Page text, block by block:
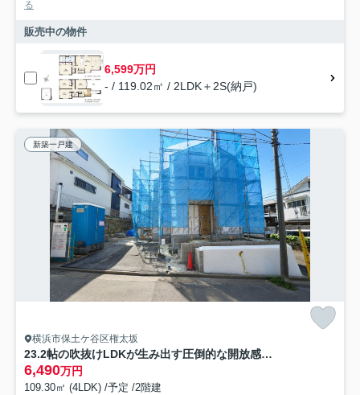
る
販売中の物件
6,599万円
- / 119.02㎡ / 2LDK＋2S(納戸)
新築一戸建
横浜市保土ケ谷区権太坂
23.2帖の吹抜けLDKが生み出す圧倒的な開放感｜約51坪角地の新築住宅★仲介手数料無料★
6,490万円
109.30㎡ (4LDK) /予定 /2階建